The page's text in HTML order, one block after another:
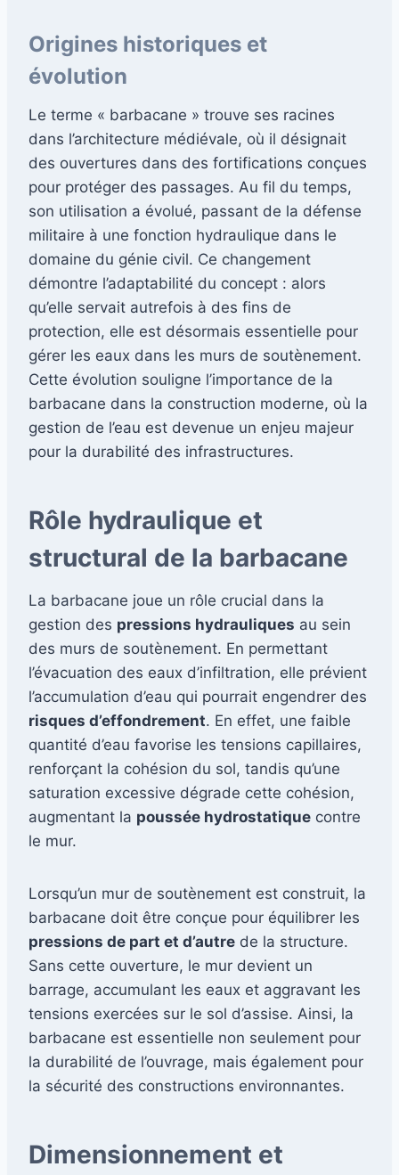
Origines historiques et
évolution
Le terme « barbacane » trouve ses racines
dans l’architecture médiévale, où il désignait
des ouvertures dans des fortifications conçues
pour protéger des passages. Au fil du temps,
son utilisation a évolué, passant de la défense
militaire à une fonction hydraulique dans le
domaine du génie civil. Ce changement
démontre l’adaptabilité du concept : alors
qu’elle servait autrefois à des fins de
protection, elle est désormais essentielle pour
gérer les eaux dans les murs de soutènement.
Cette évolution souligne l’importance de la
barbacane dans la construction moderne, où la
gestion de l’eau est devenue un enjeu majeur
pour la durabilité des infrastructures.
Rôle hydraulique et
structural de la barbacane
La barbacane joue un rôle crucial dans la
gestion des pressions hydrauliques au sein
des murs de soutènement. En permettant
l’évacuation des eaux d’infiltration, elle prévient
l’accumulation d’eau qui pourrait engendrer des
risques d’effondrement. En effet, une faible
quantité d’eau favorise les tensions capillaires,
renforçant la cohésion du sol, tandis qu’une
saturation excessive dégrade cette cohésion,
augmentant la poussée hydrostatique contre
le mur.
Lorsqu’un mur de soutènement est construit, la
barbacane doit être conçue pour équilibrer les
pressions de part et d’autre de la structure.
Sans cette ouverture, le mur devient un
barrage, accumulant les eaux et aggravant les
tensions exercées sur le sol d’assise. Ainsi, la
barbacane est essentielle non seulement pour
la durabilité de l’ouvrage, mais également pour
la sécurité des constructions environnantes.
Dimensionnement et